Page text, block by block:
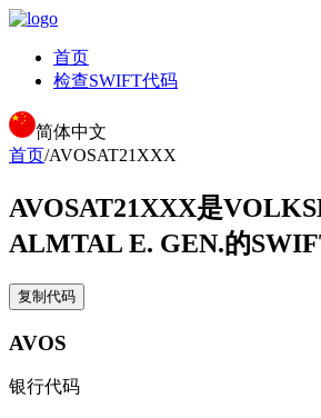
首页
检查SWIFT代码
简体中文
首页/AVOSAT21XXX
AVOSAT21XXX是
ALMTAL E. GEN.的
复制代码
AVOS
银行代码